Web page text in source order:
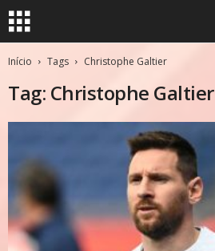
Início Tags Christophe Galtier
Tag: Christophe Galtier